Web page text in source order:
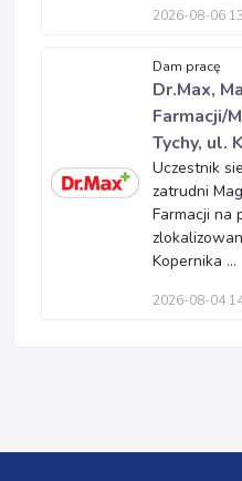
2026-08-06
Dam pracę
Dr.Max,
Farmacji/
Tychy, ul.
Uczestnik
zatrudni
Farmacji na
Kopernika ...
2026-08-04